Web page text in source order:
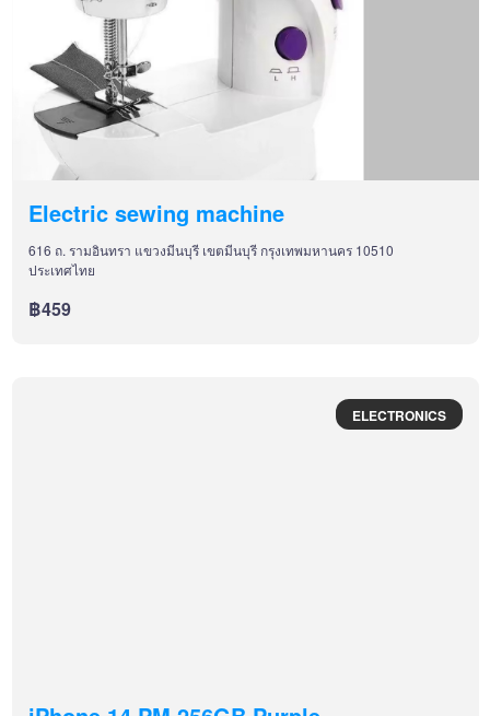
Electric sewing machine
616 ถ. รามอินทรา แขวงมีนบุรี เขตมีนบุรี กรุงเทพมหานคร 10510
ประเทศไทย
฿459
ELECTRONICS